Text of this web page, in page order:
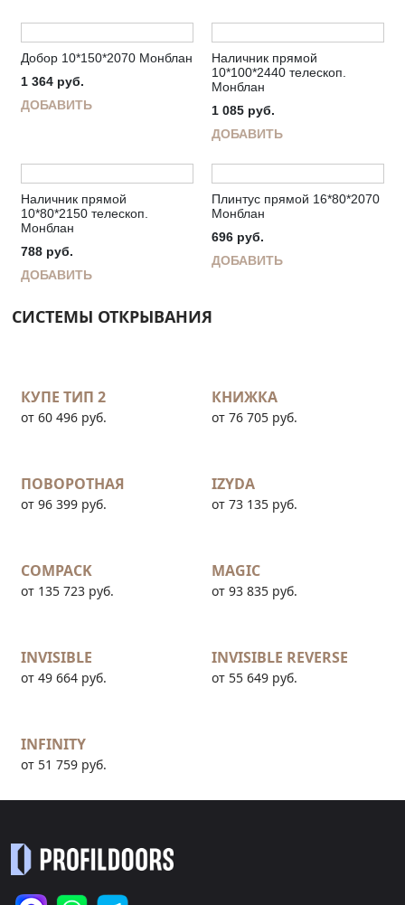
Добор 10*150*2070 Монблан
1 364 руб.
ДОБАВИТЬ
Наличник прямой
10*100*2440 телескоп.
Монблан
1 085 руб.
ДОБАВИТЬ
Наличник прямой
10*80*2150 телескоп.
Монблан
788 руб.
ДОБАВИТЬ
Плинтус прямой 16*80*2070
Монблан
696 руб.
ДОБАВИТЬ
СИСТЕМЫ ОТКРЫВАНИЯ
КУПЕ ТИП 2
от 60 496 руб.
КНИЖКА
от 76 705 руб.
ПОВОРОТНАЯ
от 96 399 руб.
IZYDA
от 73 135 руб.
COMPACK
от 135 723 руб.
MAGIC
от 93 835 руб.
INVISIBLE
от 49 664 руб.
INVISIBLE REVERSE
от 55 649 руб.
INFINITY
от 51 759 руб.